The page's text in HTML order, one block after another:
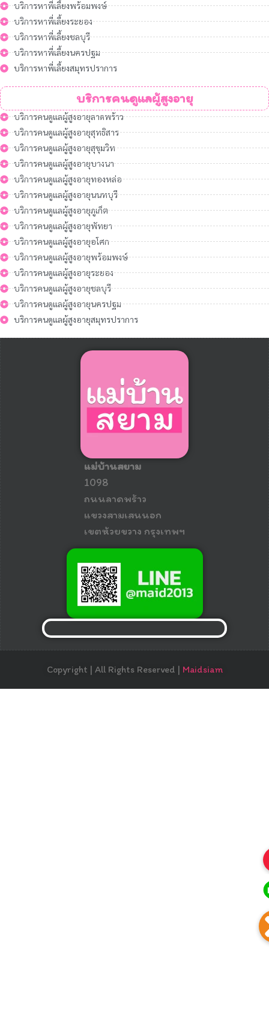
บริการหาพี่เลี้ยงพร้อมพงษ์
บริการหาพี่เลี้ยงระยอง
บริการหาพี่เลี้ยงชลบุรี
บริการหาพี่เลี้ยงนครปฐม
บริการหาพี่เลี้ยงสมุทรปราการ
บริการคนดูแลผู้สูงอายุ
บริการคนดูแลผู้สูงอายุลาดพร้าว
บริการคนดูแลผู้สูงอายุสุทธิสาร
บริการคนดูแลผู้สูงอายุสุขุมวิท
บริการคนดูแลผู้สูงอายุบางนา
บริการคนดูแลผู้สูงอายุทองหล่อ
บริการคนดูแลผู้สูงอายุนนทบุรี
บริการคนดูแลผู้สูงอายุภูเก็ต
บริการคนดูแลผู้สูงอายุพัทยา
บริการคนดูแลผู้สูงอายุอโศก
บริการคนดูแลผู้สูงอายุพร้อมพงษ์
บริการคนดูแลผู้สูงอายุระยอง
บริการคนดูแลผู้สูงอายุชลบุรี
บริการคนดูแลผู้สูงอายุนครปฐม
บริการคนดูแลผู้สูงอายุสมุทรปราการ
แม่บ้านสยาม
1098
ถนนลาดพร้าว
แขวงสามเสนนอก
เขตห้วยขวาง กรุงเทพฯ
Copyright | All Rights Reserved | Maidsiam